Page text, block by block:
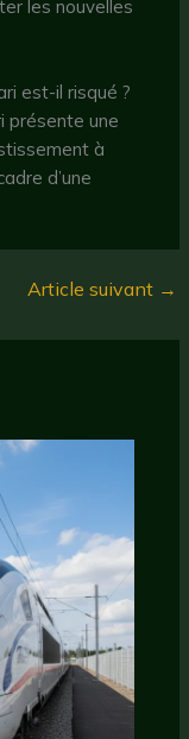
les nouvelles
est-il risqué ?
présente une
à
d’une
Article suivant →